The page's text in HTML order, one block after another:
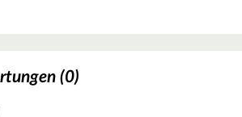
(0)